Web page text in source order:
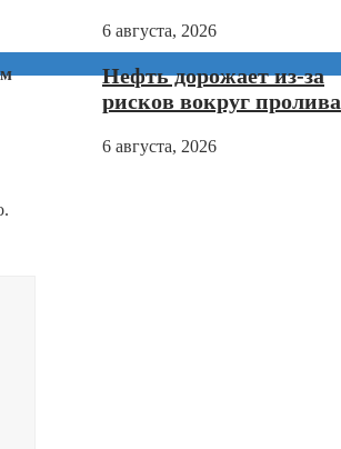
6 августа, 2026
Нефть дорожает из-за
рисков вокруг пролива
6 августа, 2026